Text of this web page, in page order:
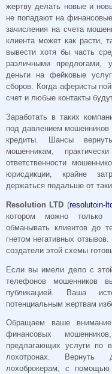
жертву делать новые и
не попадают на
зачисления на счета
клиента может как расти,
вывести хотя бы часть
различными предлогами,
деньги на фейковые
сборов. Когда аферисты
счет и любые контакты
Заработать в таких
под давлением мошенников
кредиты. Шансы
мошенникам,
ответственности
юрисдикции, крайне
держаться подальше от
Resolution LTD (resolutoin-
котором можно только
обманывать клиентов до
гнетом негативных
создатели этой схемы
Если вы имели дело с
телефонов мошенников
публикацией. Ваша
потенциальным жертвам
Обращаем ваше внимание,
финансовых
предлагающих услуги по
лохотронах. Вернуть
лохоброкерам, с